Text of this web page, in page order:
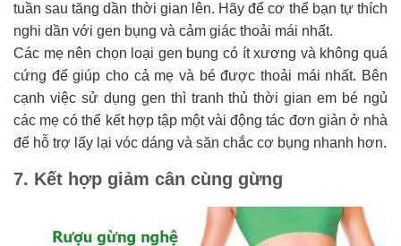
tuần sau tăng dần thời gian lên. Hãy để cơ thể bạn tự thích
nghi dần với gen bụng và cảm giác thoải mái nhất.
Các mẹ nên chọn loại gen bụng có ít xương và không quá
cứng để giúp cho cả mẹ và bé được thoải mái nhất. Bên
cạnh việc sử dụng gen thì tranh thủ thời gian em bé ngủ
các mẹ có thể kết hợp tập một vài động tác đơn giản ở nhà
để hỗ trợ lấy lại vóc dáng và săn chắc cơ bụng nhanh hơn.
7. Kết hợp giảm cân cùng gừng